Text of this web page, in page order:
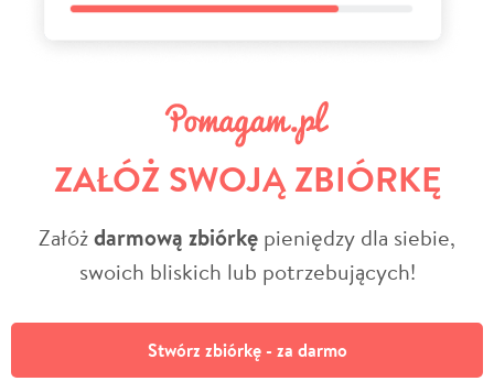
ZAŁÓŻ SWOJĄ ZBIÓRKĘ
Załóżdarmową zbiórkę pieniędzy dla siebie,
swoich bliskich lub potrzebujących!
Stwórz zbiórkę - za darmo